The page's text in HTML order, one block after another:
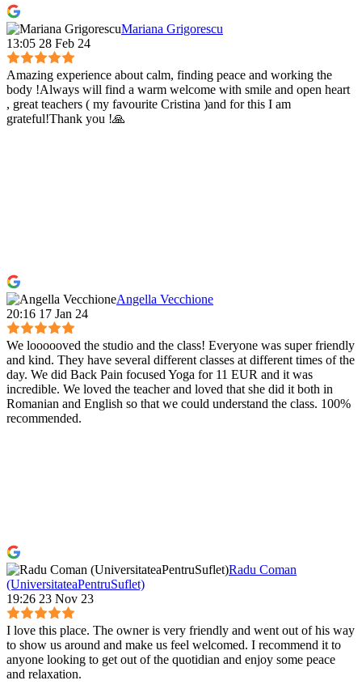
Mariana Grigorescu
13:05 28 Feb 24
Amazing experience about calm, finding peace and working the
body !Always will find a warm welcome with smile and open heart
, great teachers ( my favourite Cristina )and for this I am
grateful!Thank you !🙏
Angella Vecchione
20:16 17 Jan 24
We loooooved the studio and the class! Everyone was super friendly
and kind. They have several different classes at different times of the
day. We did Back Pain focused Yoga for 11 EUR and it was
incredible. We loved the teacher and loved that she did it both in
Romanian and English so that we could understand the class. 100%
recommended.
Radu Coman
(UniversitateaPentruSuflet)
19:26 23 Nov 23
I love this place. The owner is very friendly and went out of his way
to show us around and make us feel welcomed. I recommend it to
anyone looking to get out of the quotidian and enjoy some peace
and relaxation.